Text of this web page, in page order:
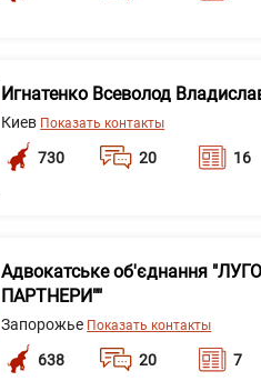
Игнатенко Всеволод
Киев Показать контакты
730 20 16
Адвокатське об'єднання
ПАРТНЕРИ""
Запорожье Показать контакты
638 20 7